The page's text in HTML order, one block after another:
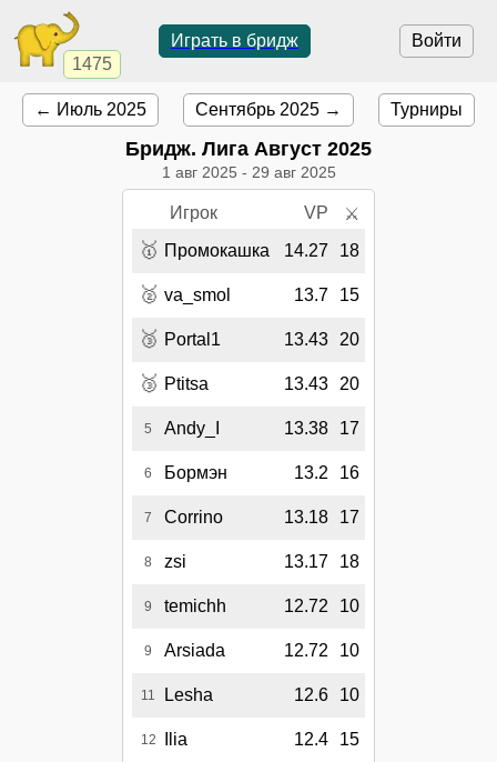
1475
Войти
Играть в бридж
← Июль 2025 Сентябрь 2025 → Турниры
Бридж. Лига Август 2025
1 авг 2025 - 29 авг 2025
Игрок VP ⚔
🥇 Промокашка 14.27 18
🥈 va_smol 13.7 15
🥉 Portal1 13.43 20
🥉 Ptitsa 13.43 20
5 Andy_I 13.38 17
6 Бормэн 13.2 16
7 Corrino 13.18 17
8 zsi 13.17 18
9 temichh 12.72 10
9 Arsiada 12.72 10
11 Lesha 12.6 10
12 Ilia 12.4 15